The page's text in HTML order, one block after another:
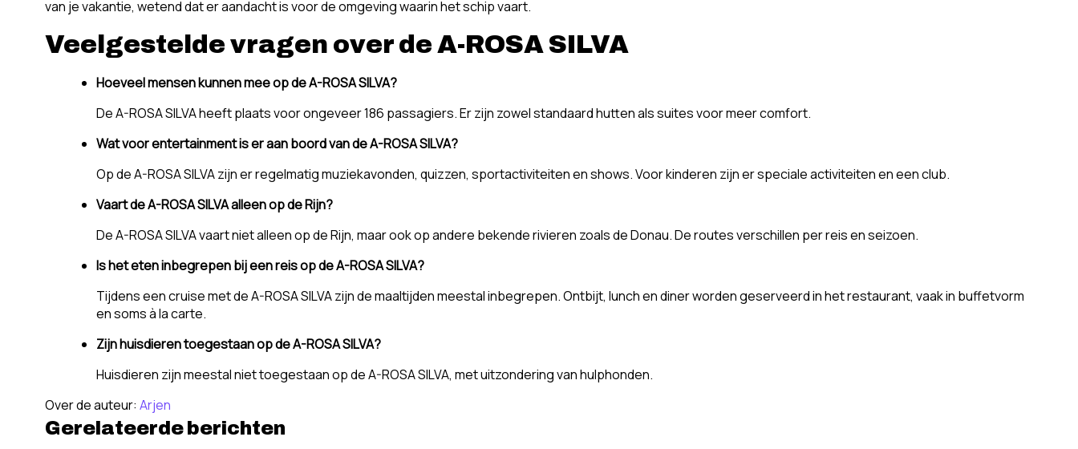
van je vakantie, wetend dat er aandacht is voor de omgeving waarin het schip vaart.
Veelgestelde vragen over de A-ROSA SILVA
Hoeveel mensen kunnen mee op de A-ROSA SILVA?
De A-ROSA SILVA heeft plaats voor ongeveer 186 passagiers. Er zijn zowel standaard hutten als suites voor meer comfort.
Wat voor entertainment is er aan boord van de A-ROSA SILVA?
Op de A-ROSA SILVA zijn er regelmatig muziekavonden, quizzen, sportactiviteiten en shows. Voor kinderen zijn er speciale activiteiten en een club.
Vaart de A-ROSA SILVA alleen op de Rijn?
De A-ROSA SILVA vaart niet alleen op de Rijn, maar ook op andere bekende rivieren zoals de Donau. De routes verschillen per reis en seizoen.
Is het eten inbegrepen bij een reis op de A-ROSA SILVA?
Tijdens een cruise met de A-ROSA SILVA zijn de maaltijden meestal inbegrepen. Ontbijt, lunch en diner worden geserveerd in het restaurant, vaak in buffetvorm
en soms à la carte.
Zijn huisdieren toegestaan op de A-ROSA SILVA?
Huisdieren zijn meestal niet toegestaan op de A-ROSA SILVA, met uitzondering van hulphonden.
Over de auteur: Arjen
Gerelateerde berichten